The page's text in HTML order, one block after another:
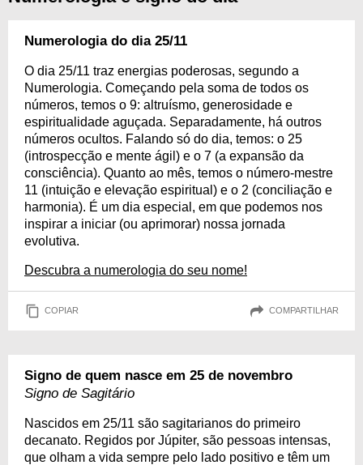
Numerologia do dia 25/11
O dia 25/11 traz energias poderosas, segundo a
Numerologia. Começando pela soma de todos os
números, temos o 9: altruísmo, generosidade e
espiritualidade aguçada. Separadamente, há outros
números ocultos. Falando só do dia, temos: o 25
(introspecção e mente ágil) e o 7 (a expansão da
consciência). Quanto ao mês, temos o número-mestre
11 (intuição e elevação espiritual) e o 2 (conciliação e
harmonia). É um dia especial, em que podemos nos
inspirar a iniciar (ou aprimorar) nossa jornada
evolutiva.
Descubra a numerologia do seu nome!
COPIAR COMPARTILHAR
Signo de quem nasce em 25 de novembro
Signo de Sagitário
Nascidos em 25/11 são sagitarianos do primeiro
decanato. Regidos por Júpiter, são pessoas intensas,
que olham a vida sempre pelo lado positivo e têm um